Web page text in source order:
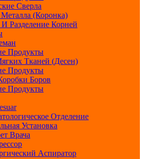
Сверла
Металла (Коронка)
И Разделение Корней
Продукты
Тканей (десен)
Продукты
Боров
Продукты
Отделение
Установка
Врача
Аспиратор